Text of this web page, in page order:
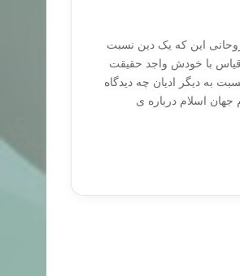
روحانی این که یک دین نسبت
قیاس با خودش واجد حقیقت
به دیگر ادیان چه دیدگاه
اسلام درباره ی